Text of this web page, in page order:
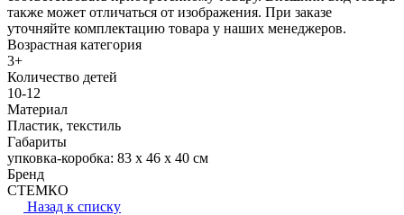
также может отличаться от изображения. При заказе
уточняйте комплектацию товара у наших менеджеров.
Возрастная категория
3+
Количество детей
10-12
Материал
Пластик, текстиль
Габариты
упковка-коробка: 83 х 46 х 40 см
Бренд
СТЕМКО
Назад к списку